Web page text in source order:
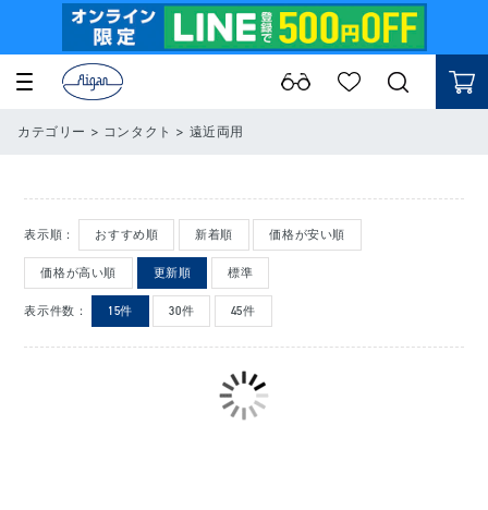
カテゴリー > コンタクト > 遠近両用
表示順： おすすめ順 新着順 価格が安い順
価格が高い順 更新順 標準
表示件数： 15件 30件 45件